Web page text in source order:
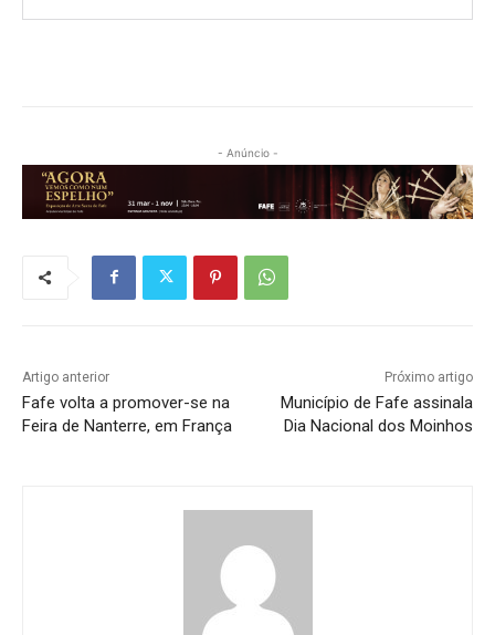
- Anúncio -
Artigo anterior
Fafe volta a promover-se na
Feira de Nanterre, em França
Próximo artigo
Município de Fafe assinala
Dia Nacional dos Moinhos